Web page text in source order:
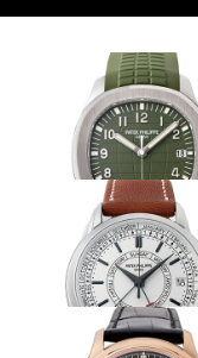
プレシャスなミリタリー
PATEK PHILIPPE
アクアノート Ref.5168
革新的自動巻きを初搭載
PATEK PHILIPPE